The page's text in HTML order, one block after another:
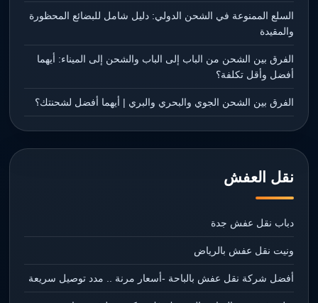
السلع الممنوعة في الشحن الدولي: دليل شامل للبضائع المحظورة
والمقيدة
الفرق بين الشحن من الباب إلى الباب والشحن إلى الميناء: أيهما
أفضل وأقل تكلفة؟
الفرق بين الشحن الجوي والبحري والبري | أيهما أفضل لشحنتك؟
نقل العفش
دباب نقل عفش جدة
ونيت نقل عفش بالرياض
أفضل شركة نقل عفش بالباحة -أسعار مرنة .. مدد توصيل سريعة